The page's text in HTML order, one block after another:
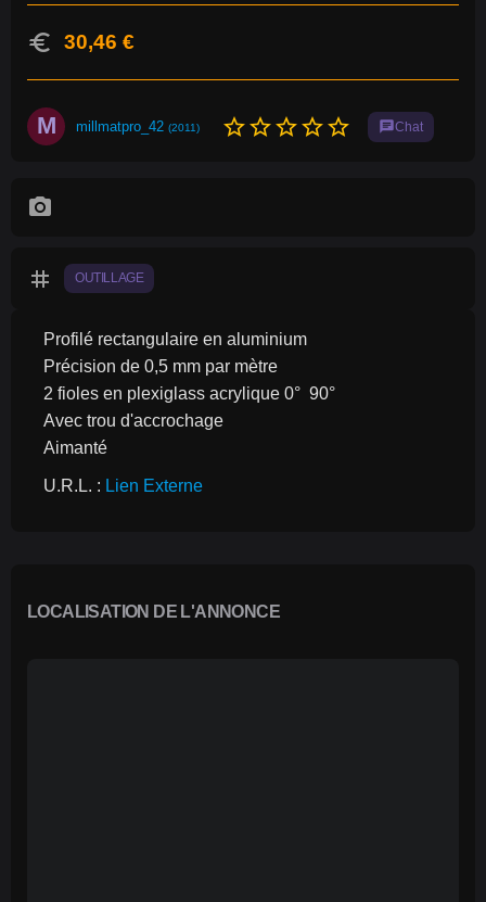
euro 30,46 €
M millmatpro_42 (2011) star_borderstar_borderstar_borderstar_borderstar_border chatChat
photo_camera
tag OUTILLAGE
Profilé rectangulaire en aluminium
Précision de 0,5 mm par mètre
2 fioles en plexiglass acrylique 0°  90°
Avec trou d'accrochage
Aimanté
U.R.L. : Lien Externe
LOCALISATION DE L'ANNONCE